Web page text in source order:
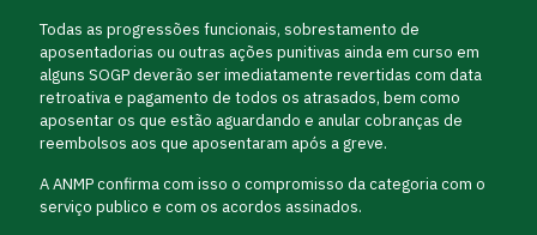
Todas as progressões funcionais, sobrestamento de
aposentadorias ou outras ações punitivas ainda em curso em
alguns SOGP deverão ser imediatamente revertidas com data
retroativa e pagamento de todos os atrasados, bem como
aposentar os que estão aguardando e anular cobranças de
reembolsos aos que aposentaram após a greve.
A ANMP confirma com isso o compromisso da categoria com o
serviço publico e com os acordos assinados.